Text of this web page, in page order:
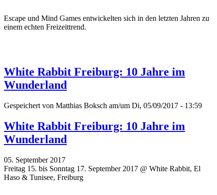
Escape und Mind Games entwickelten sich in den letzten Jahren zu
einem echten Freizeittrend.
White Rabbit Freiburg: 10 Jahre im
Wunderland
Gespeichert von Matthias Boksch am/um Di, 05/09/2017 - 13:59
White Rabbit Freiburg: 10 Jahre im
Wunderland
05. September 2017
Freitag 15. bis Sonntag 17. September 2017 @ White Rabbit, El
Haso & Tunisee, Freiburg